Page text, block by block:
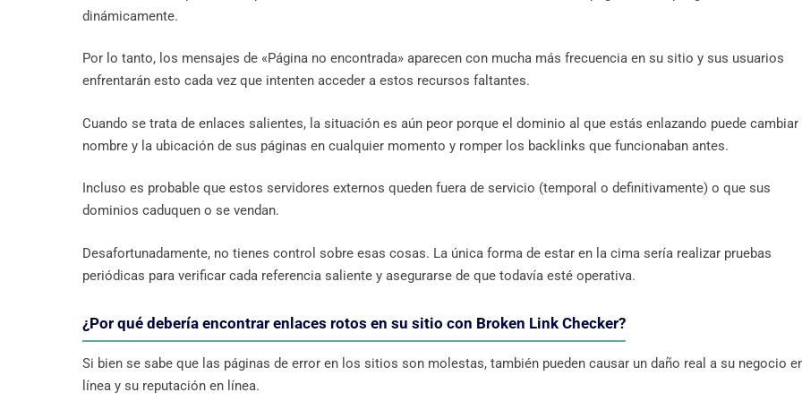
dinámicamente.
Por lo tanto, los mensajes de «Página no encontrada» aparecen con mucha más frecuencia en su sitio y sus usuarios
enfrentarán esto cada vez que intenten acceder a estos recursos faltantes.
Cuando se trata de enlaces salientes, la situación es aún peor porque el dominio al que estás enlazando puede cambiar
nombre y la ubicación de sus páginas en cualquier momento y romper los backlinks que funcionaban antes.
Incluso es probable que estos servidores externos queden fuera de servicio (temporal o definitivamente) o que sus
dominios caduquen o se vendan.
Desafortunadamente, no tienes control sobre esas cosas. La única forma de estar en la cima sería realizar pruebas
periódicas para verificar cada referencia saliente y asegurarse de que todavía esté operativa.
¿Por qué debería encontrar enlaces rotos en su sitio con Broken Link Checker?
Si bien se sabe que las páginas de error en los sitios son molestas, también pueden causar un daño real a su negocio
línea y su reputación en línea.